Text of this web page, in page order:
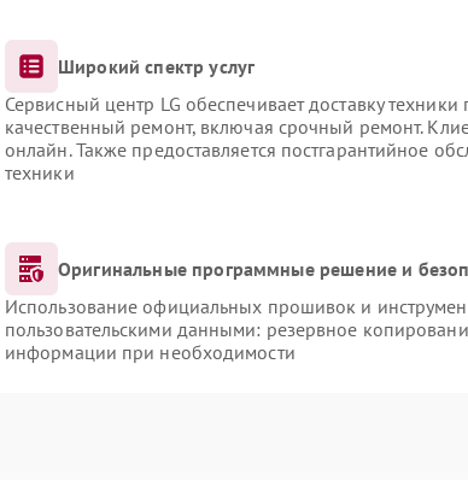
Широкий спектр услуг
Сервисный центр LG обеспечивает доставку
качественный ремонт, включая срочный ремонт.
онлайн. Также предоставляется постгарантийное
техники
Оригинальные программные решение и
Использование официальных прошивок и
пользовательскими данными: резервное
информации при необходимости